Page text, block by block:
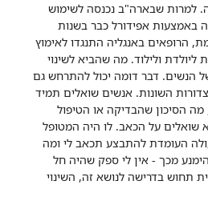
למרות שבארה"ב נכנסה לשימוש
באמצעות אפידורל כבר בשנות
הרופאים באנגליה התנגדו לאימוץ
ליולדת ולילוד. מה שהביא לשינוי
הנשים. דבר דומה יכול להתרחש גם
השונות. אנשים שואלים תמיד
הסיכון שהבדיקה או הטיפול
שואלים על הכאב. לו היה המטופל
העומדת להתבצע תכאב לי ומה
מכך - אין לי ספק שהיה חל
תחוש בדרישה לנושא זה, השינוי